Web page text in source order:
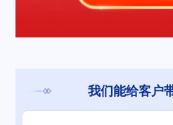
我们能给客户